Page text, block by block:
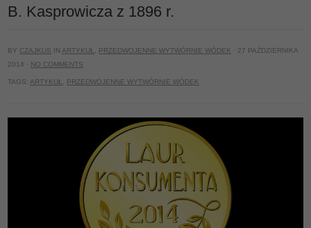
B. Kasprowicza z 1896 r.
BY CZAJKUS IN ARTYKUŁ PRZEDWOJENNE WYTWÓRNIE WÓDEK · 27 PAŹDZIERNIKA
2014 · NO COMMENTS
TAGS: ARTYKUŁ PRZEDWOJENNE WYTWÓRNIE WÓDEK